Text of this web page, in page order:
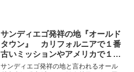
サンディエゴ発祥の地『オールド
タウン』 カリフォルニアで１番
古いミッションやアメリカで１番
呪われていると言われている家も
サンディエゴ発祥の地と言われるオール